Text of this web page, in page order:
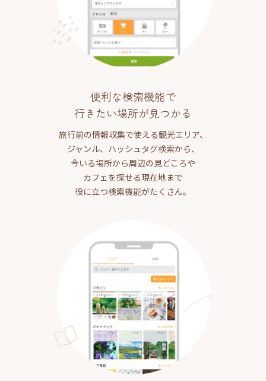
便利な検索機能で
行きたい場所が見つかる
旅行前の情報収集で使える観光エリア、
ジャンル、ハッシュタグ検索から、
今いる場所から周辺の見どころや
カフェを探せる現在地まで
役に立つ検索機能がたくさん。